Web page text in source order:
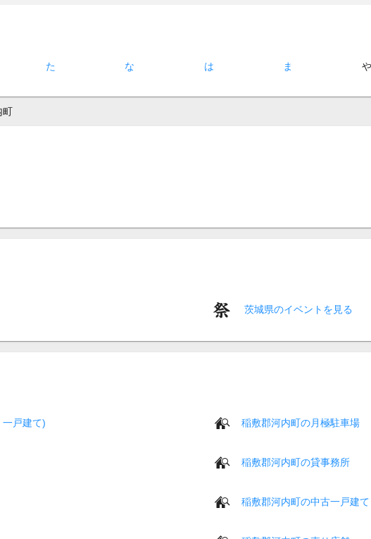
た な は ま や
町
茨城県のイベントを見る
戸建て) 稲敷郡河内町の月極駐車場
稲敷郡河内町の貸事務所
稲敷郡河内町の中古一戸建て